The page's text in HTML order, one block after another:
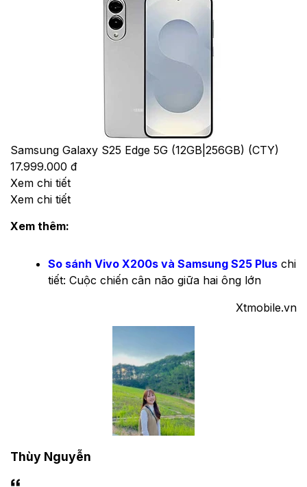
Samsung Galaxy S25 Edge 5G (12GB|256GB) (CTY)
17.999.000 đ
Xem chi tiết
Xem chi tiết
Xem thêm:
So sánh Vivo X200s và Samsung S25 Plus chi
tiết: Cuộc chiến cân não giữa hai ông lớn
Xtmobile.vn
Thùy Nguyễn